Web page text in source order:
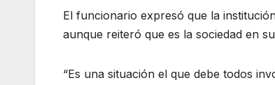
El funcionario expresó que la
aunque reiteró que es la sociedad en
“Es una situación el que debe todos